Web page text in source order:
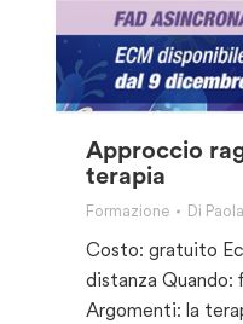
Approccio
terapia
Formazione Di
Costo: gratuito
distanza Quando:
Argomenti: la